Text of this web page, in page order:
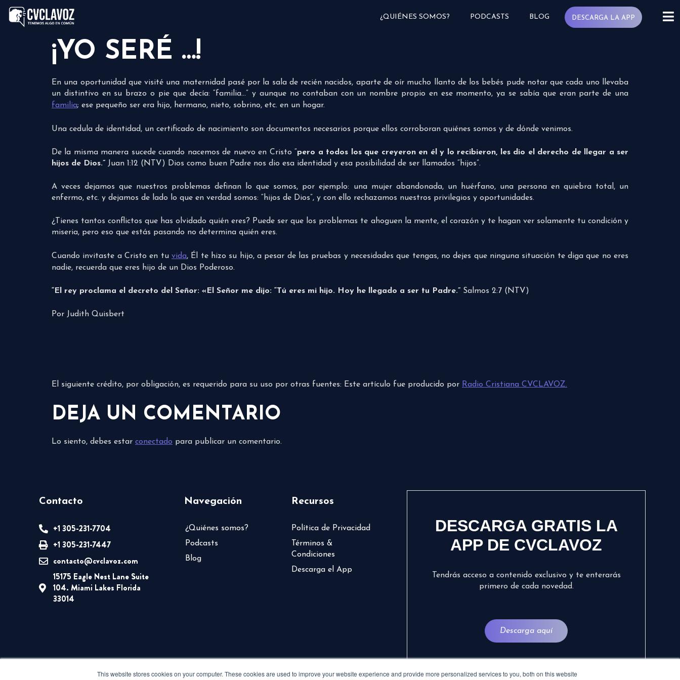
This website stores cookies on your computer. These cookies are used to improve your website experience and provide more personalized services to you, both on this website
¿QUIÉNES SOMOS? PODCASTS BLOG DESCARGA LA APP
¡YO SERÉ …!
En una oportunidad que visité una maternidad pasé por la sala de recién nacidos, aparte de oír mucho llanto de los bebés pude notar que cada uno llevaba
un distintivo en su brazo o pie que decía: “familia…” y aunque no contaban con un nombre propio en ese momento, ya se sabía que eran parte de una
familia; ese pequeño ser era hijo, hermano, nieto, sobrino, etc. en un hogar.
Una cedula de identidad, un certificado de nacimiento son documentos necesarios porque ellos corroboran quiénes somos y de dónde venimos.
De la misma manera sucede cuando nacemos de nuevo en Cristo “pero a todos los que creyeron en él y lo recibieron, les dio el derecho de llegar a ser
hijos de Dios.” Juan 1:12 (NTV) Dios como buen Padre nos dio esa identidad y esa posibilidad de ser llamados “hijos”.
A veces dejamos que nuestros problemas definan lo que somos, por ejemplo: una mujer abandonada, un huérfano, una persona en quiebra total, un
enfermo, etc. y dejamos de lado lo que en verdad somos: “hijos de Dios”, y con ello rechazamos nuestros privilegios y oportunidades.
¿Tienes tantos conflictos que has olvidado quién eres? Puede ser que los problemas te ahoguen la mente, el corazón y te hagan ver solamente tu condición y
miseria, pero eso que estás pasando no determina quién eres.
Cuando invitaste a Cristo en tu vida, Él te hizo su hijo, a pesar de las pruebas y necesidades que tengas, no dejes que ninguna situación te diga que no eres
nadie, recuerda que eres hijo de un Dios Poderoso.
“El rey proclama el decreto del Señor: «El Señor me dijo: “Tú eres mi hijo. Hoy he llegado a ser tu Padre.” Salmos 2:7 (NTV)
Por Judith Quisbert
El siguiente crédito, por obligación, es requerido para su uso por otras fuentes: Este artículo fue producido por Radio Cristiana CVCLAVOZ.
DEJA UN COMENTARIO
Lo siento, debes estar conectado para publicar un comentario.
Contacto
+1 305-231-7704
+1 305-231-7447
contacto@cvclavoz.com
15175 Eagle Nest Lane Suite
104. Miami Lakes Florida
33014
Navegación
¿Quiénes somos?
Podcasts
Blog
Recursos
Política de Privacidad
Términos &
Condiciones
Descarga el App
DESCARGA GRATIS LA
APP DE CVCLAVOZ
Tendrás acceso a contenido exclusivo y te enterarás
primero de cada novedad.
Descarga aquí